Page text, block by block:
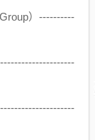
）----------